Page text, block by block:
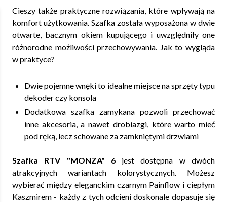
Cieszy także praktyczne rozwiązania, które wpływają na
komfort użytkowania. Szafka została wyposażona w dwie
otwarte, bacznym okiem kupującego i uwzględniły one
różnorodne możliwości przechowywania. Jak to wygląda
w praktyce?
Dwie pojemne wnęki to idealne miejsce na sprzęty typu
dekoder czy konsola
Dodatkowa szafka zamykana pozwoli przechować
inne akcesoria, a nawet drobiazgi, które warto mieć
pod ręką, lecz schowane za zamkniętymi drzwiami
Szafka RTV "MONZA" 6jest dostępna w dwóch
atrakcyjnych wariantach kolorystycznych. Możesz
wybierać między eleganckim czarnym Painflow i ciepłym
Kaszmirem - każdy z tych odcieni doskonale dopasuje się